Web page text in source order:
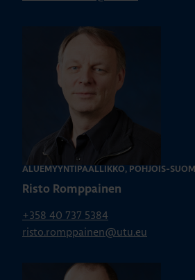
ALUEMYYNTIPÄÄLLIKKÖ, POHJOIS-SUOMI
Risto Romppainen
+358 40 737 5384
risto.romppainen@utu.eu